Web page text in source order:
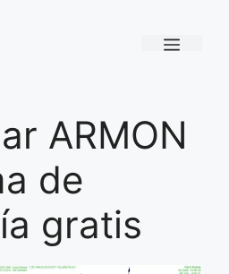
Menú
ARMON
de
gratis